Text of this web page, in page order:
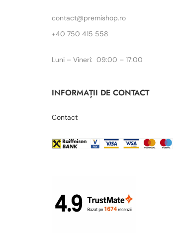
contact@premishop.ro
+40 750 415 558
Luni – Vineri: 09:00 – 17:00
INFORMAȚII DE CONTACT
Contact